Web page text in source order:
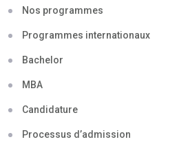
Nos programmes
Programmes internationaux
Bachelor
MBA
Candidature
Processus d’admission